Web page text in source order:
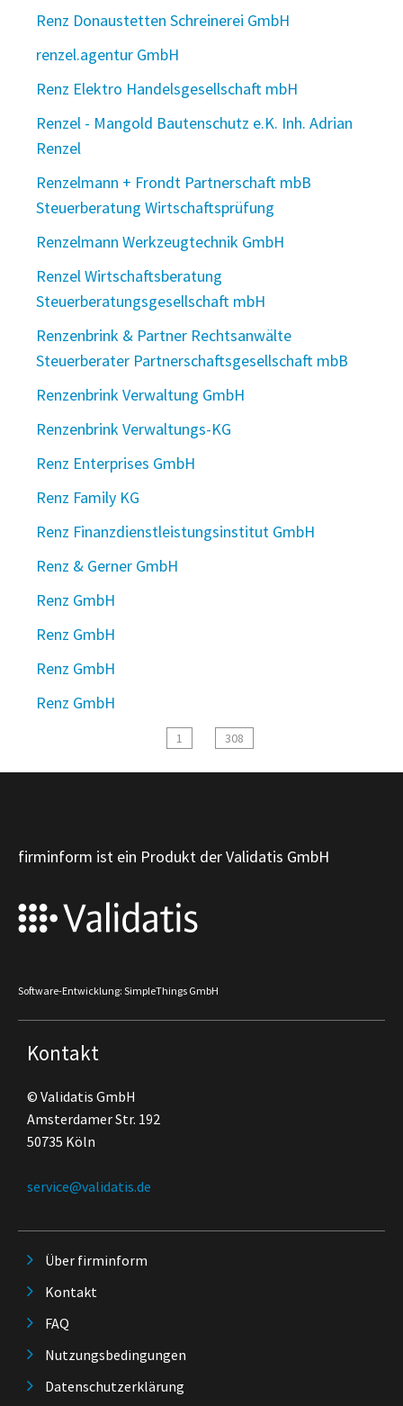
Renz Donaustetten Schreinerei GmbH
renzel.agentur GmbH
Renz Elektro Handelsgesellschaft mbH
Renzel - Mangold Bautenschutz e.K. Inh. Adrian
Renzel
Renzelmann + Frondt Partnerschaft mbB
Steuerberatung Wirtschaftsprüfung
Renzelmann Werkzeugtechnik GmbH
Renzel Wirtschaftsberatung
Steuerberatungsgesellschaft mbH
Renzenbrink & Partner Rechtsanwälte
Steuerberater Partnerschaftsgesellschaft mbB
Renzenbrink Verwaltung GmbH
Renzenbrink Verwaltungs-KG
Renz Enterprises GmbH
Renz Family KG
Renz Finanzdienstleistungsinstitut GmbH
Renz & Gerner GmbH
Renz GmbH
Renz GmbH
Renz GmbH
Renz GmbH
1 308
firminform ist ein Produkt der Validatis GmbH
Software-Entwicklung: SimpleThings GmbH
Kontakt
© Validatis GmbH
Amsterdamer Str. 192
50735 Köln
service@validatis.de
Über firminform
Kontakt
FAQ
Nutzungsbedingungen
Datenschutzerklärung